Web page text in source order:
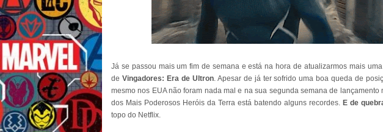
Já se passou mais um fim de semana e está na hora de atualizarmos mais
de Vingadores: Era de Ultron. Apesar de já ter sofrido uma boa queda de
mesmo nos EUA não foram nada mal e na sua segunda semana de lançamento
dos Mais Poderosos Heróis da Terra está batendo alguns recordes. E de
topo do Netflix.